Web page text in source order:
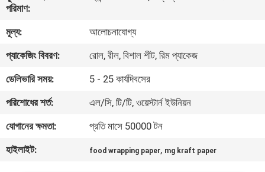
নিয়ন্ত্রণ
আমাদের
সাথে
যোগাযোগ
খবর
পরিমাণ:
মূল্য:
আলোচনাযোগ্য
প্যাকেজিং বিবরণ:
রোল, রীল, বিশাল শীট, রিম প্যাকেজ
ডেলিভারি সময়:
5 - 25 কার্যদিবসের
পরিশোধের শর্ত:
এল/সি, টি/টি, ওয়েস্টার্ন ইউনিয়ন
যোগানের ক্ষমতা:
প্রতি মাসে 50000 টন
হাইলাইট:
food wrapping paper, mg kraft paper